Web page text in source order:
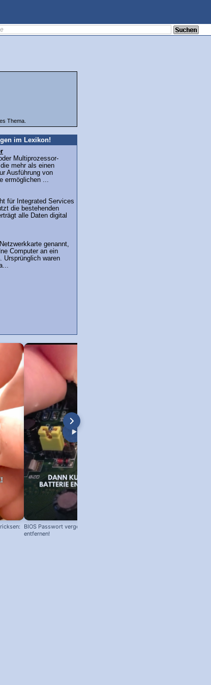
Wechsel!
und
Telekom Speedport Router: Sprache
auf deutsch umstellen!
Thema.
im Lexikon!
Multiprozessor-
mehr als einen
Ausführung von
ermöglichen ...
für Integrated Services
die bestehenden
alle Daten digital
genannt,
Computer an ein
Ursprünglich waren
BIOS Passwort vergessen! Batterie
entfernen!